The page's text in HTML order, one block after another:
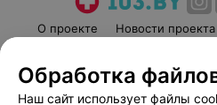
О проекте Новости проекта
Пользовательское
Обработка
Наш сайт использует файлы